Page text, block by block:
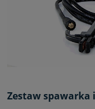
Zestaw spawarka